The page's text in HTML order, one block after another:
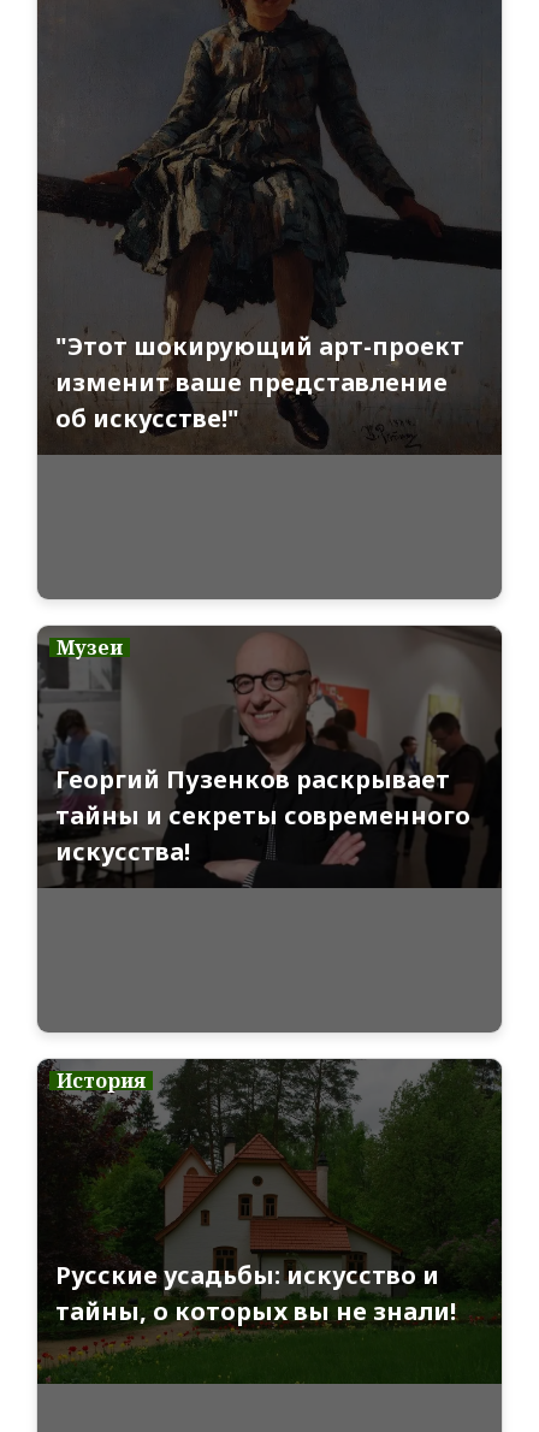
"Этот шокирующий арт-проект
изменит ваше представление
об искусстве!"
Музеи
Георгий Пузенков раскрывает
тайны и секреты современного
искусства!
История
Русские усадьбы: искусство и
тайны, о которых вы не знали!